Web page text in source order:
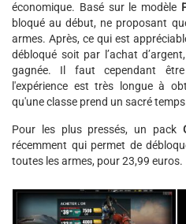
économique. Basé sur le modèle
bloqué au début, ne proposant
armes. Après, ce qui est
débloqué soit par l’achat
gagnée. Il faut cependant
l'expérience est très longue à
qu'une classe prend un sacré
Pour les plus pressés, un pack
récemment qui permet de
toutes les armes, pour 23,99 euros.